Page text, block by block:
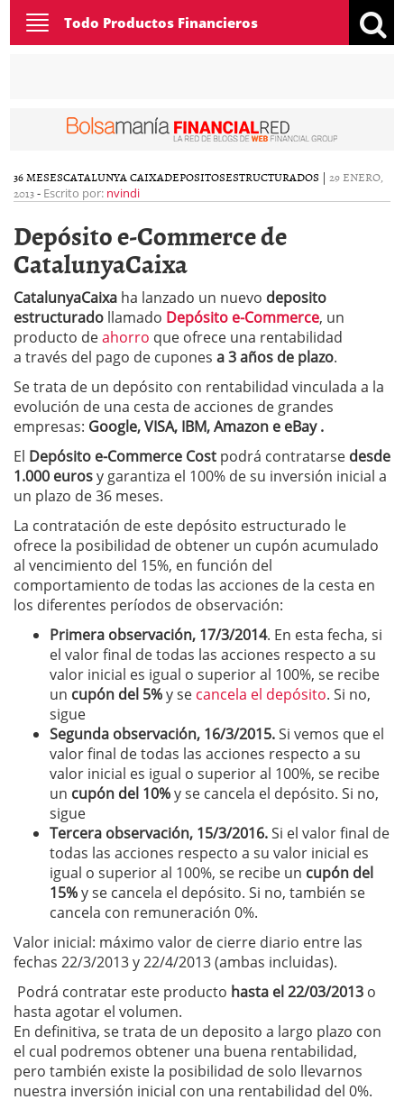
Toggle
navigation
Todo Productos Financieros
36 MESESCATALUNYA CAIXADEPOSITOSESTRUCTURADOS | 29 ENERO,
2013- Escrito por: nvindi
Depósito e-Commerce de
CatalunyaCaixa
CatalunyaCaixa ha lanzado un nuevo deposito
estructurado llamado Depósito e-Commerce, un
producto deahorro que ofrece una rentabilidad
a través del pago de cupones a 3 años de plazo.
Se trata de un depósito con rentabilidad vinculada a la
evolución de una cesta de acciones de grandes
empresas: Google, VISA, IBM, Amazon e eBay.
El Depósito e-Commerce Cost podrá contratarse desde
1.000 eurosy garantiza el 100% de su inversión inicial a
un plazo de 36 meses.
La contratación de este depósito estructurado le
ofrece la posibilidad de obtener un cupón acumulado
al vencimiento del 15%, en función del
comportamiento de todas las acciones de la cesta en
los diferentes períodos de observación:
Primera observación, 17/3/2014. En esta fecha, si
el valor final de todas las acciones respecto a su
valor inicial es igual o superior al 100%, se recibe
un cupón del 5%y se cancela el depósito. Si no,
sigue
Segunda observación, 16/3/2015.Si vemos que el
valor final de todas las acciones respecto a su
valor inicial es igual o superior al 100%, se recibe
un cupón del 10%y se cancela el depósito. Si no,
sigue
Tercera observación, 15/3/2016.Si el valor final de
todas las acciones respecto a su valor inicial es
igual o superior al 100%, se recibe un cupón del
15%y se cancela el depósito. Si no, también se
cancela con remuneración 0%.
Valor inicial: máximo valor de cierre diario entre las
fechas 22/3/2013 y 22/4/2013 (ambas incluidas).
Podrá contratar este producto hasta el 22/03/2013 o
hasta agotar el volumen.
En definitiva, se trata de un deposito a largo plazo con
el cual podremos obtener una buena rentabilidad,
pero también existe la posibilidad de solo llevarnos
nuestra inversión inicial con una rentabilidad del 0%.